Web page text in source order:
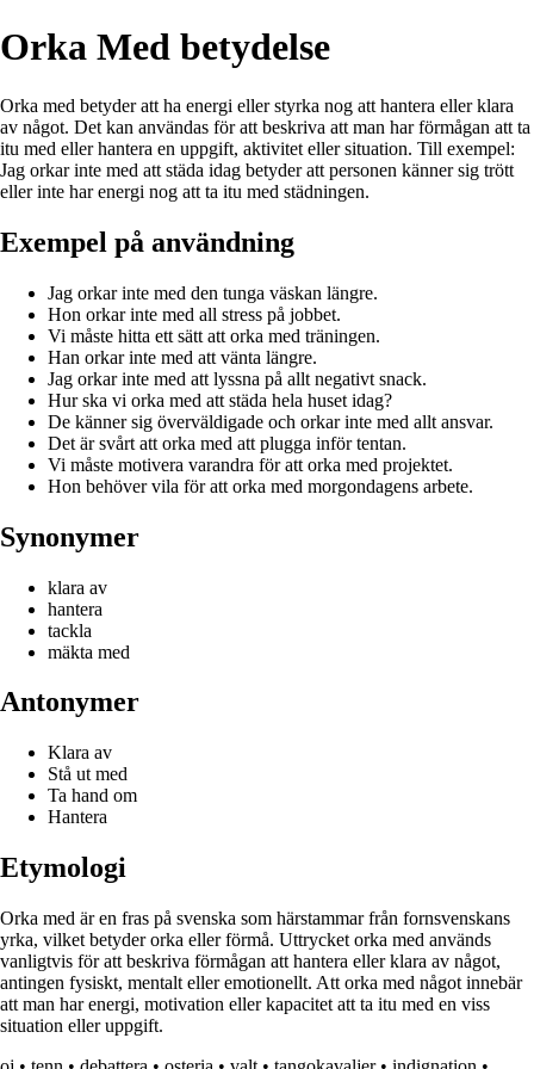
Orka Med betydelse
Orka med betyder att ha energi eller styrka nog att hantera eller klara
av något. Det kan användas för att beskriva att man har förmågan att ta
itu med eller hantera en uppgift, aktivitet eller situation. Till exempel:
Jag orkar inte med att städa idag betyder att personen känner sig trött
eller inte har energi nog att ta itu med städningen.
Exempel på användning
Jag orkar inte med den tunga väskan längre.
Hon orkar inte med all stress på jobbet.
Vi måste hitta ett sätt att orka med träningen.
Han orkar inte med att vänta längre.
Jag orkar inte med att lyssna på allt negativt snack.
Hur ska vi orka med att städa hela huset idag?
De känner sig överväldigade och orkar inte med allt ansvar.
Det är svårt att orka med att plugga inför tentan.
Vi måste motivera varandra för att orka med projektet.
Hon behöver vila för att orka med morgondagens arbete.
Synonymer
klara av
hantera
tackla
mäkta med
Antonymer
Klara av
Stå ut med
Ta hand om
Hantera
Etymologi
Orka med är en fras på svenska som härstammar från fornsvenskans
yrka, vilket betyder orka eller förmå. Uttrycket orka med används
vanligtvis för att beskriva förmågan att hantera eller klara av något,
antingen fysiskt, mentalt eller emotionellt. Att orka med något innebär
att man har energi, motivation eller kapacitet att ta itu med en viss
situation eller uppgift.